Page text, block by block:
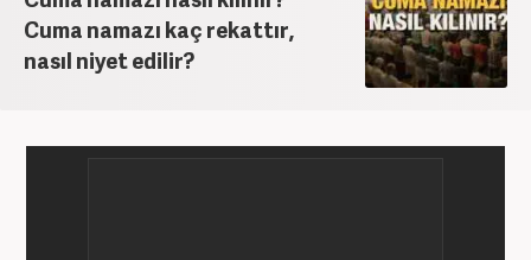
Cuma namazı kaç rekattır,
nasıl niyet edilir?